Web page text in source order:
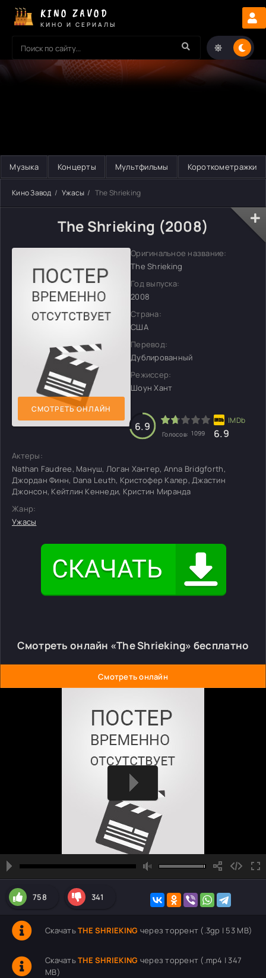
KINO ZAVOD
КИНО И СЕРИАЛЫ
Музыка Концерты Мультфильмы Короткометражки
Кино Завод Ужасы The Shrieking
The Shrieking (2008)
СМОТРЕТЬ ОНЛАЙН
Оригинальное название:
The Shrieking
Год выпуска:
2008
Страна:
США
Перевод:
Дублированный
Режиссер:
Шоун Хант
6.9
Голосов: 1099 6.9
Актеры:
Nathan Faudree, Мануш, Логан Хантер, Anna Bridgforth,
Джордан Финн, Dana Leuth, Кристофер Калер, Джастин
Джонсон, Кейтлин Кеннеди, Кристин Миранда
Жанр:
Ужасы
Смотреть онлайн «The Shrieking» бесплатно
Смотреть онлайн
758 341
СкачатьTHE SHRIEKING через торрент (.3gp | 53 MB)
СкачатьTHE SHRIEKING через торрент (.mp4 | 347
MB)